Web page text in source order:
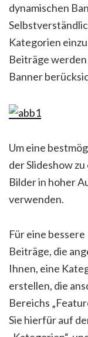
dynamischen
Kategorien
Beiträge
Banner
Um eine
der Slideshow
Bilder in hoher
verwenden.
Für eine
Beiträge, die
Ihnen, eine
erstellen, die
Bereichs
Sie hierfür auf